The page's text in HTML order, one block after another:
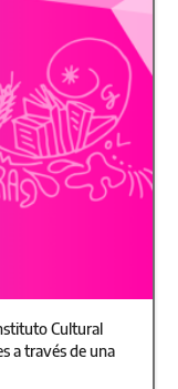
Cultural
a través de una